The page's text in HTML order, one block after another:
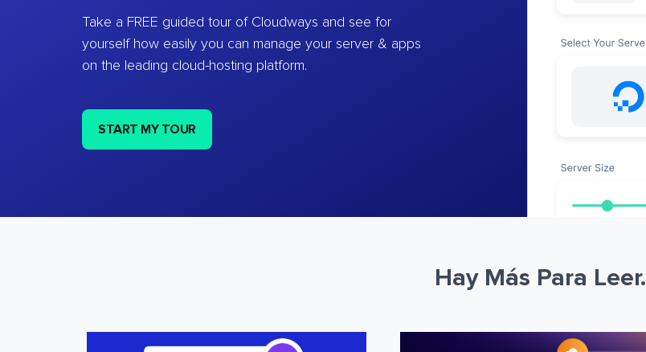
Take a FREE guided tour of Cloudways and see for
yourself how easily you can manage your server & apps
on the leading cloud-hosting platform.
START MY TOUR
Hay Más Para Leer.